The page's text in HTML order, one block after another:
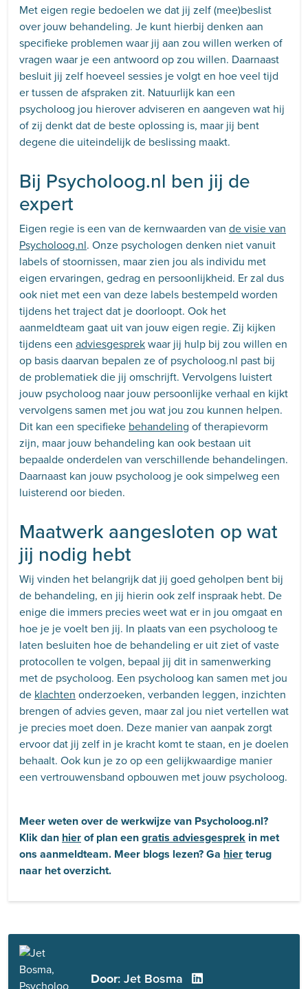
Met eigen regie bedoelen we dat jij zelf (mee)beslist
over jouw behandeling. Je kunt hierbij denken aan
specifieke problemen waar jij aan zou willen werken of
vragen waar je een antwoord op zou willen. Daarnaast
besluit jij zelf hoeveel sessies je volgt en hoe veel tijd
er tussen de afspraken zit. Natuurlijk kan een
psycholoog jou hierover adviseren en aangeven wat hij
of zij denkt dat de beste oplossing is, maar jij bent
degene die uiteindelijk de beslissing maakt.
Bij Psycholoog.nl ben jij de
expert
Eigen regie is een van de kernwaarden van de visie van
Psycholoog.nl. Onze psychologen denken niet vanuit
labels of stoornissen, maar zien jou als individu met
eigen ervaringen, gedrag en persoonlijkheid. Er zal dus
ook niet met een van deze labels bestempeld worden
tijdens het traject dat je doorloopt. Ook het
aanmeldteam gaat uit van jouw eigen regie. Zij kijken
tijdens een adviesgesprekwaar jij hulp bij zou willen en
op basis daarvan bepalen ze of psycholoog.nl past bij
de problematiek die jij omschrijft. Vervolgens luistert
jouw psycholoog naar jouw persoonlijke verhaal en kijkt
vervolgens samen met jou wat jou zou kunnen helpen.
Dit kan een specifieke behandeling of therapievorm
zijn, maar jouw behandeling kan ook bestaan uit
bepaalde onderdelen van verschillende behandelingen.
Daarnaast kan jouw psycholoog je ook simpelweg een
luisterend oor bieden.
Maatwerk aangesloten op wat
jij nodig hebt
Wij vinden het belangrijk dat jij goed geholpen bent bij
de behandeling, en jij hierin ook zelf inspraak hebt. De
enige die immers precies weet wat er in jou omgaat en
hoe je je voelt ben jij. In plaats van een psycholoog te
laten besluiten hoe de behandeling er uit ziet of vaste
protocollen te volgen, bepaal jij dit in samenwerking
met de psycholoog. Een psycholoog kan samen met jou
de klachten onderzoeken, verbanden leggen, inzichten
brengen of advies geven, maar zal jou niet vertellen wat
je precies moet doen. Deze manier van aanpak zorgt
ervoor dat jij zelf in je kracht komt te staan, en je doelen
behaalt. Ook kun je zo op een gelijkwaardige manier
een vertrouwensband opbouwen met jouw psycholoog.
Meer weten over de werkwijze van Psycholoog.nl?
Klik dan hierof plan eengratis adviesgesprek in met
ons aanmeldteam. Meer blogs lezen? Ga hierterug
naar het overzicht.
Door: Jet Bosma